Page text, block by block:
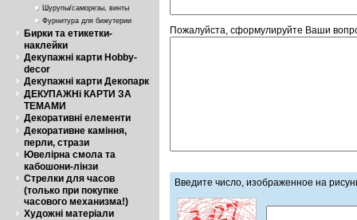
Шурупы/саморезы, винты
Фурнитура для бижутерии
Бирки та етикетки-
наклейки
Декупажні карти Hobby-
decor
Декупажні карти Декопарк
ДЕКУПАЖНі КАРТИ ЗА
ТЕМАМИ
Декоративні елементи
Декоративне каміння,
перли, стрази
Ювелірна смола та
кабошони-лінзи
Стрелки для часов
(только при покупке
часового механизма!)
Художні матеріали
Пожалуйста, сформулируйте Ваши
Введите число, изображенное на